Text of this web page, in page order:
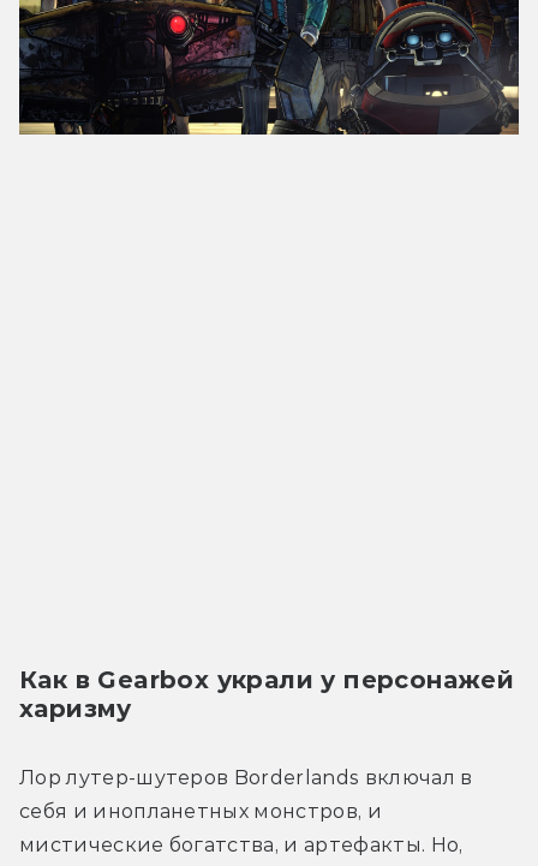
Как в Gearbox украли у персонажей
харизму
Лор лутер-шутеров Borderlands включал в
себя и инопланетных монстров, и
мистические богатства, и артефакты. Но,